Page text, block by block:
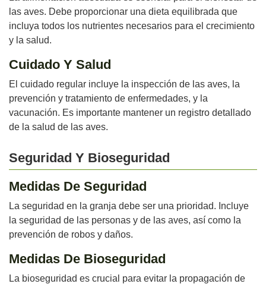
las aves. Debe proporcionar una dieta equilibrada que
incluya todos los nutrientes necesarios para el crecimiento
y la salud.
Cuidado Y Salud
El cuidado regular incluye la inspección de las aves, la
prevención y tratamiento de enfermedades, y la
vacunación. Es importante mantener un registro detallado
de la salud de las aves.
Seguridad Y Bioseguridad
Medidas De Seguridad
La seguridad en la granja debe ser una prioridad. Incluye
la seguridad de las personas y de las aves, así como la
prevención de robos y daños.
Medidas De Bioseguridad
La bioseguridad es crucial para evitar la propagación de